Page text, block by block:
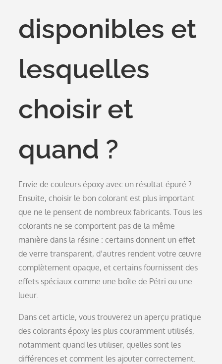
disponibles et
lesquelles
choisir et
quand ?
Envie de couleurs époxy avec un résultat épuré ?
Ensuite, choisir le bon colorant est plus important
que ne le pensent de nombreux fabricants. Tous les
colorants ne se comportent pas de la même
manière dans la résine : certains donnent un effet
de verre transparent, d’autres rendent votre œuvre
complètement opaque, et certains fournissent des
effets spéciaux comme une boîte de Pétri ou une
lueur.
Dans cet article, vous trouverez un aperçu pratique
des colorants époxy les plus couramment utilisés,
notamment quand les utiliser, quelles sont les
différences et comment les ajouter correctement.